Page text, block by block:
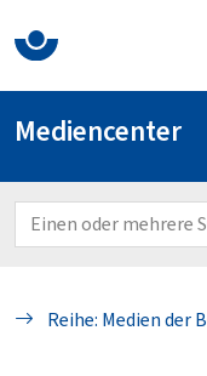
Mediencenter
Reihe: Medien der